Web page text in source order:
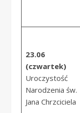
23.06
(czwartek)
Uroczystość
Narodzenia św.
Jana Chrzciciela